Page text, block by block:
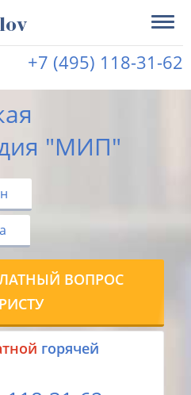
+7 (495) 118-31-62
"МИП"
ВОПРОС
горячей